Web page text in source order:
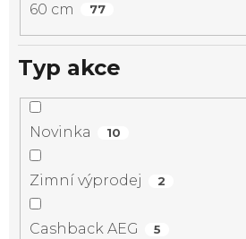
60 cm 77
Typ akce
Novinka 10
Zimní výprodej 2
Cashback AEG 5